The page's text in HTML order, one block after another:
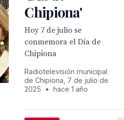
Chipiona'
Hoy 7 de julio se
conmemora el Día de
Chipiona
Radiotelevisión municipal
de Chipiona, 7 de julio de
2025
• hace 1 año